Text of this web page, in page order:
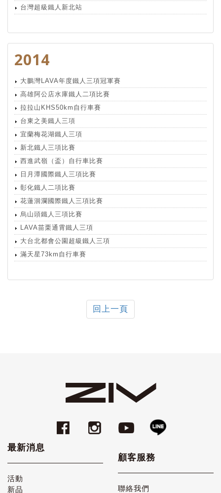
台灣超級鐵人新北站
2014
大鵬灣LAVA年度鐵人三項冠軍賽
高雄阿公店水庫鐵人二項比賽
拉拉山KHS50km自行車賽
台東之美鐵人三項
宜蘭梅花湖鐵人三項
新北鐵人三項比賽
西進武嶺（盃）自行車比賽
日月潭國際鐵人三項比賽
彰化鐵人二項比賽
花蓮洄瀾國際鐵人三項比賽
烏山頭鐵人三項比賽
LAVA苗栗通霄鐵人三項
大台北都會公園超級鐵人三項
滿天星73km自行車賽
回上一頁
最新消息
活動
新品
顧客服務
聯絡我們